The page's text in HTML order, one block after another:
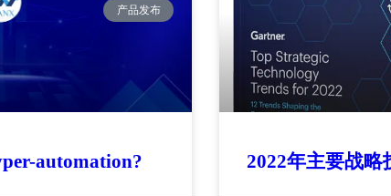
产品发布
automation? 2022年主要战略